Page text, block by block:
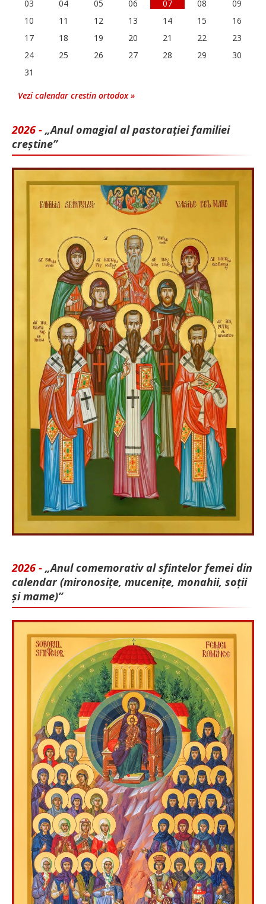
03 04 05 06 07 08
09
10
11 12 13 14 15
16
17
18 19 20 21 22
23
24
25 26 27 28 29
30
31
Vezi calendar crestin ortodox »
2026 - „Anul omagial al pastorației familiei
creștine”
2026 - „Anul comemorativ al sfintelor femei din
calendar (mironosițe, mu­cenițe, monahii, soții
și mame)”